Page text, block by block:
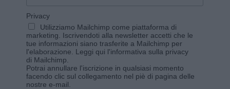
Privacy
Utilizziamo Mailchimp come piattaforma di
marketing. Iscrivendoti alla newsletter accetti che le
tue informazioni siano trasferite a Mailchimp per
l'elaborazione. Leggi qui l'informativa sulla privacy
di Mailchimp
Potrai annullare l'iscrizione in qualsiasi momento
facendo clic sul collegamento nel piè di pagina delle
nostre e-mail.